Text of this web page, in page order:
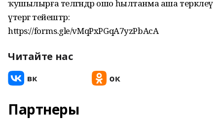
ҡушылырға теләгәндәр ошо һылтанма аша теркәлеү
үтергә тейештәр:
https://forms.gle/vMqPxPGqA7yzPbAcA
Читайте нас
Партнеры